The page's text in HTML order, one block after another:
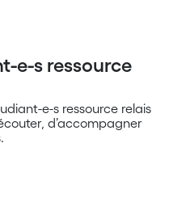
e-s ressource
e-s ressource relais
d’accompagner